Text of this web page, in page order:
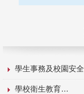
學生事務及校園安全
學校衛生教育